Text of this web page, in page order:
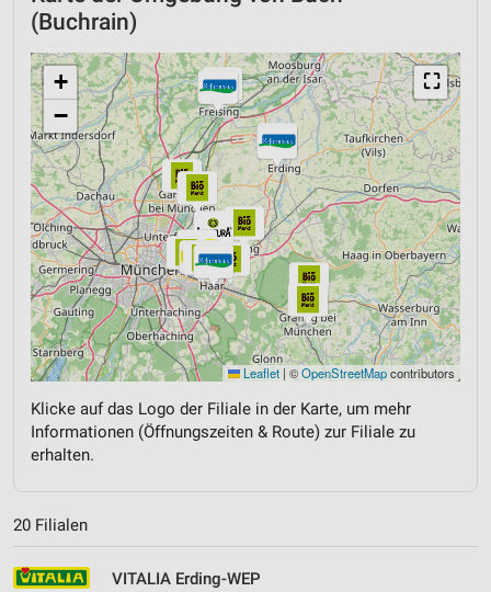
(Buchrain)
⛶
+
−
Leaflet | ©OpenStreetMapcontributors
Klicke auf das Logo der Filiale in der Karte, um mehr
Informationen (Öffnungszeiten & Route) zur Filiale zu
erhalten.
20 Filialen
VITALIA Erding-WEP